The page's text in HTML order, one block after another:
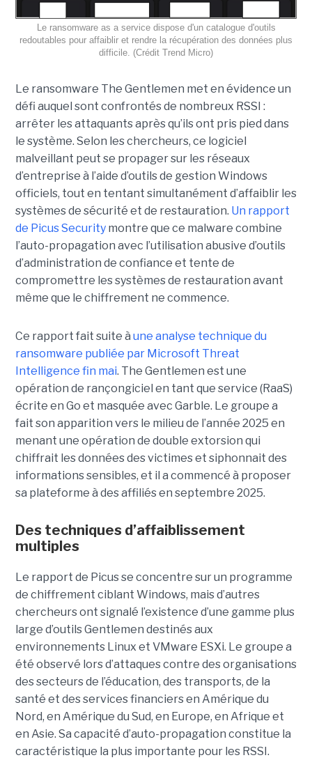
Le ransomware as a service dispose d'un catalogue d'outils
redoutables pour affaiblir et rendre la récupération des données plus
difficile. (Crédit Trend Micro)
Le ransomware The Gentlemen met en évidence un
défi auquel sont confrontés de nombreux RSSI :
arrêter les attaquants après qu’ils ont pris pied dans
le système. Selon les chercheurs, ce logiciel
malveillant peut se propager sur les réseaux
d’entreprise à l’aide d’outils de gestion Windows
officiels, tout en tentant simultanément d’affaiblir les
systèmes de sécurité et de restauration. Un rapport
de Picus Securitymontre que ce malware combine
l’auto-propagation avec l’utilisation abusive d’outils
d’administration de confiance et tente de
compromettre les systèmes de restauration avant
même que le chiffrement ne commence.
Ce rapport fait suite à une analyse technique du
ransomware publiée par Microsoft Threat
Intelligence fin mai. The Gentlemen est une
opération de rançongiciel en tant que service (RaaS)
écrite en Go et masquée avec Garble. Le groupe a
fait son apparition vers le milieu de l’année 2025 en
menant une opération de double extorsion qui
chiffrait les données des victimes et siphonnait des
informations sensibles, et il a commencé à proposer
sa plateforme à des affiliés en septembre 2025.
Des techniques d’affaiblissement
multiples
Le rapport de Picus se concentre sur un programme
de chiffrement ciblant Windows, mais d’autres
chercheurs ont signalé l’existence d’une gamme plus
large d’outils Gentlemen destinés aux
environnements Linux et VMware ESXi. Le groupe a
été observé lors d’attaques contre des organisations
des secteurs de l’éducation, des transports, de la
santé et des services financiers en Amérique du
Nord, en Amérique du Sud, en Europe, en Afrique et
en Asie. Sa capacité d’auto-propagation constitue la
caractéristique la plus importante pour les RSSI.